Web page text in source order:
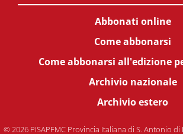
Abbonati online
Come abbonarsi
Come abbonarsi all'edizione
Archivio nazionale
Archivio estero
© 2026 PISAPFMC Provincia Italiana di S. Antonio